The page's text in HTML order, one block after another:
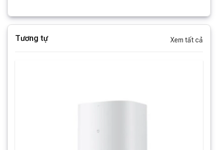
bền bỉ.
Tương tự Xem tất cả